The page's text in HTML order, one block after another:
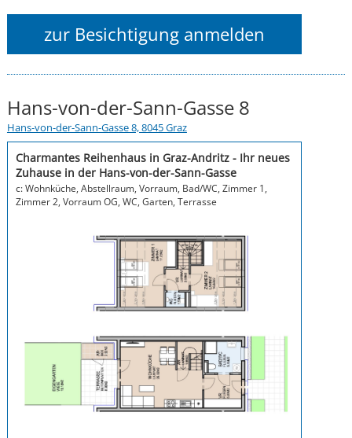
zur Besichtigung anmelden
Hans-von-der-Sann-Gasse 8
Hans-von-der-Sann-Gasse 8, 8045 Graz
Charmantes Reihenhaus in Graz-Andritz - Ihr neues
Zuhause in der Hans-von-der-Sann-Gasse
c: Wohnküche, Abstellraum, Vorraum, Bad/WC, Zimmer 1,
Zimmer 2, Vorraum OG, WC, Garten, Terrasse